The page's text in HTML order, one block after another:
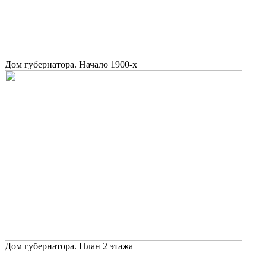
Дом губернатора. Начало 1900-х
Дом губернатора. План 2 этажа